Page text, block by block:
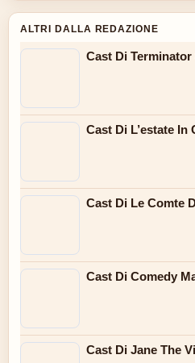
ALTRI DALLA REDAZIONE
Cast Di
Cast Di L’estate In
Cast Di Le Comte
Cast Di Comedy
Cast Di Jane The